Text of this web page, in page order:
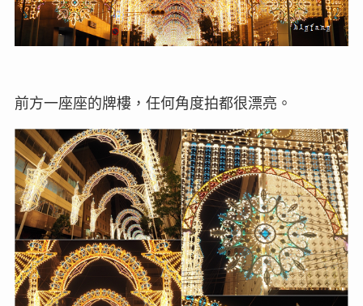
前方一座座的牌樓，任何角度拍都很漂亮。